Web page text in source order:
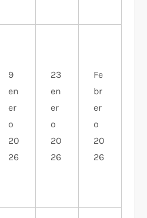
9
en
er
o
20
26
23
en
er
o
20
26
Fe
br
er
o
20
26